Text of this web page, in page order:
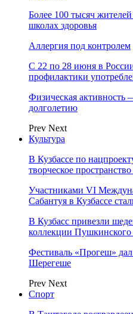
Более 100 тысяч
школах здоровья
Аллергия под контролем
С 22 по 28 июня в
профилактики
Физическая
долголетию
Prev Next
Культура
В Кузбассе по
творческое
Участниками VI
Сабантуя в Кузбассе
В Кузбасс привезли
коллекции Пушкинского
Фестиваль «Прогеш» дал
Шерегеше
Prev Next
Спорт